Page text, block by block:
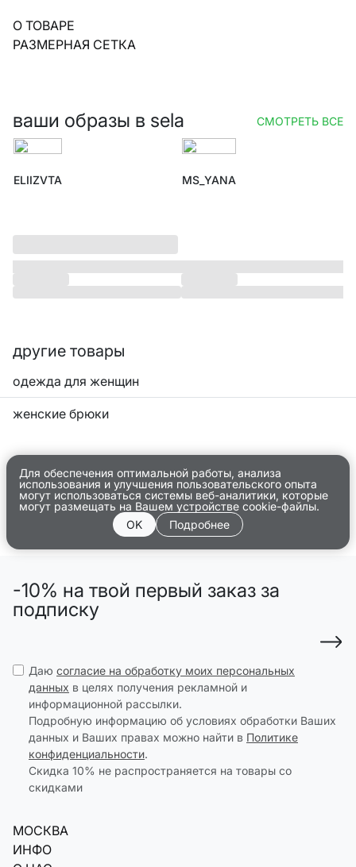
О ТОВАРЕ
РАЗМЕРНАЯ СЕТКА
ваши образы в sela СМОТРЕТЬ ВСЕ
ELIIZVTA MS_YANA
другие товары
одежда для женщин
женские брюки
Для обеспечения оптимальной работы, анализа
использования и улучшения пользовательского опыта
могут использоваться системы веб-аналитики, которые
могут размещать на Вашем устройстве cookie-файлы.
OK
Подробнее
-10% на твой первый заказ за
подписку
Даю согласие на обработку моих персональных
данных в целях получения рекламной и
информационной рассылки.
Подробную информацию об условиях обработки Ваших
данных и Ваших правах можно найти в Политике
конфиденциальности.
Скидка 10% не распространяется на товары со
скидками
МОСКВА
ИНФО